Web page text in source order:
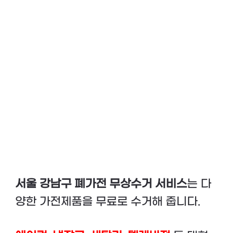
서울 강남구 폐가전 무상수거 서비스는 다
양한 가전제품을 무료로 수거해 줍니다.